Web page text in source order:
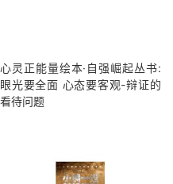
心灵正能量绘本·自强崛起丛书:
眼光要全面 心态要客观-辩证的
看待问题